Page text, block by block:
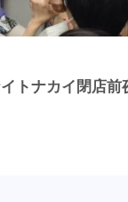
トナカイ閉店前